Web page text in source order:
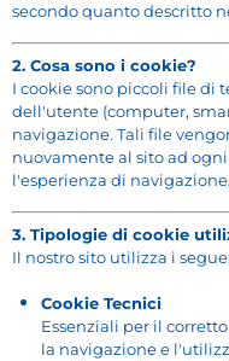
secondo quanto descritto
2. Cosa sono i cookie?
I cookie sono piccoli file di
dell'utente (computer,
navigazione. Tali file
nuovamente al sito ad
l'esperienza di navigazione.
3. Tipologie di cookie
Il nostro sito utilizza i
Cookie Tecnici
Essenziali per il
la navigazione e